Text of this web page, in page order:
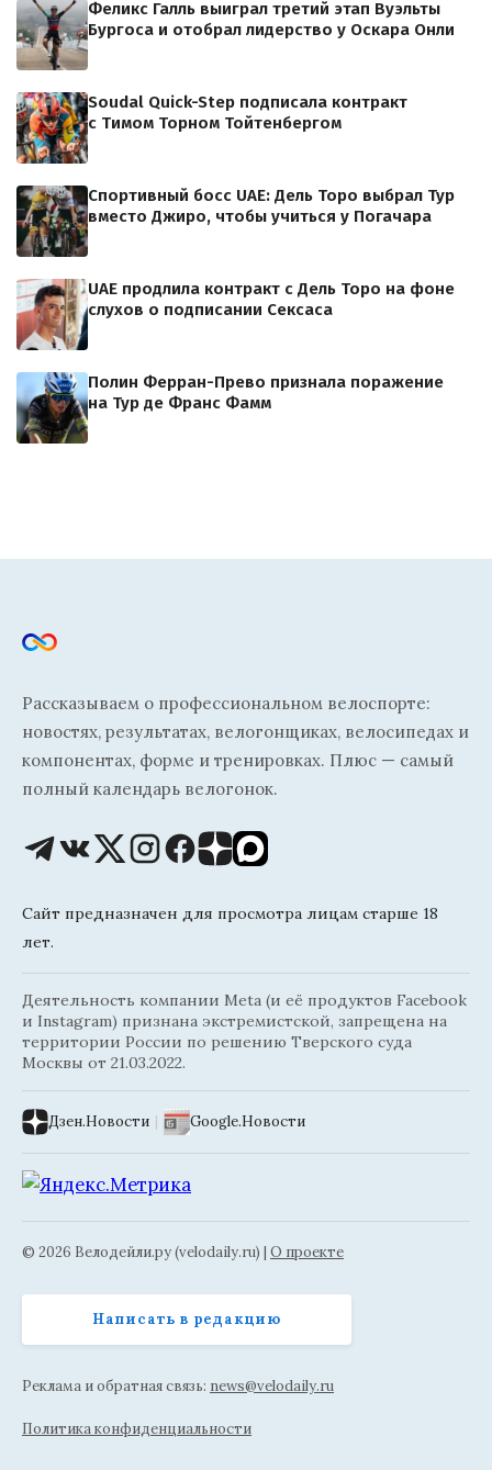
Феликс Галль выиграл третий этап Вуэльты
Бургоса и отобрал лидерство у Оскара Онли
Soudal Quick-Step подписала контракт
с Тимом Торном Тойтенбергом
Спортивный босс UAE: Дель Торо выбрал Тур
вместо Джиро, чтобы учиться у Погачара
UAE продлила контракт с Дель Торо на фоне
слухов о подписании Сексаса
Полин Ферран-Прево признала поражение
на Тур де Франс Фамм
Рассказываем о профессиональном велоспорте:
новостях, результатах, велогонщиках, велосипедах и
компонентах, форме и тренировках. Плюс — самый
полный календарь велогонок.
Сайт предназначен для просмотра лицам старше 18
лет.
Деятельность компании Meta (и её продуктов Facebook
и Instagram) признана экстремистской, запрещена на
территории России по решению Тверского суда
Москвы от 21.03.2022.
Дзен.Новости | Google.Новости
© 2026 Велодейли.ру (velodaily.ru) | О проекте
Написать в редакцию
Реклама и обратная связь: news@velodaily.ru
Политика конфиденциальности